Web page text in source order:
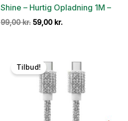
Shine – Hurtig Opladning 1M –
99,00kr. Den
59,00 kr.
Tilbud!